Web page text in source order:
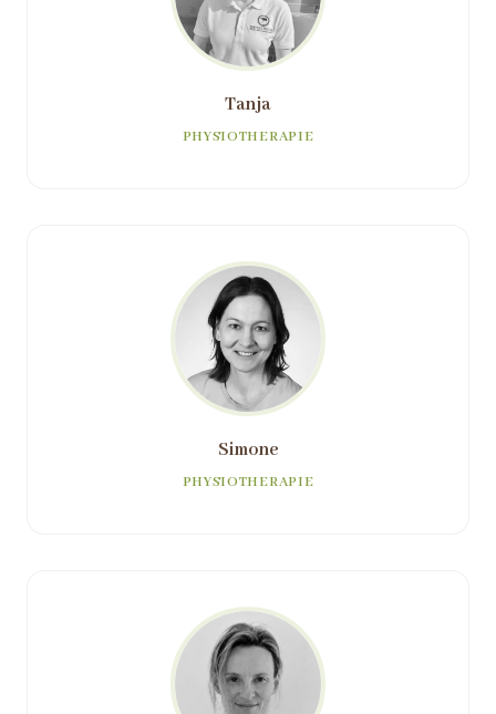
Tanja
PHYSIOTHERAPIE
Simone
PHYSIOTHERAPIE